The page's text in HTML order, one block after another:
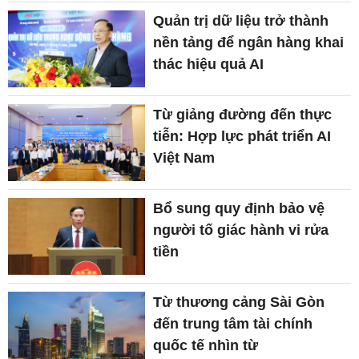
Quản trị dữ liệu trở thành
nền tảng để ngân hàng khai
thác hiệu quả AI
Từ giảng đường đến thực
tiễn: Hợp lực phát triển AI
Việt Nam
Bổ sung quy định bảo vệ
người tố giác hành vi rửa
tiền
Từ thương cảng Sài Gòn
đến trung tâm tài chính
quốc tế nhìn từ